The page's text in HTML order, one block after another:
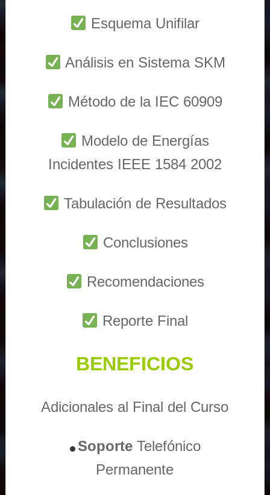
Esquema Unifilar
Análisis en Sistema SKM
Método de la IEC 60909
Modelo de Energías
Incidentes IEEE 1584 2002
Tabulación de Resultados
Conclusiones
Recomendaciones
Reporte Final
BENEFICIOS
Adicionales al Final del Curso
Soporte Telefónico
Permanente